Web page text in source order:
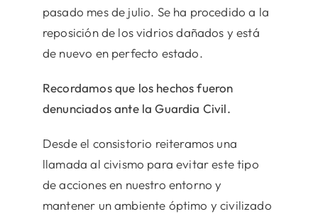
pasado mes de julio. Se ha procedido a la
reposición de los vidrios dañados y está
de nuevo en perfecto estado.
Recordamos que los hechos fueron
denunciados ante la Guardia Civil.
Desde el consistorio reiteramos una
llamada al civismo para evitar este tipo
de acciones en nuestro entorno y
mantener un ambiente óptimo y civilizado